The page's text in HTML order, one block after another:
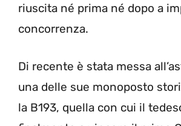
riuscita né prima né dopo a
concorrenza.
Di recente è stata messa
una delle sue monoposto
la B193, quella con cui il